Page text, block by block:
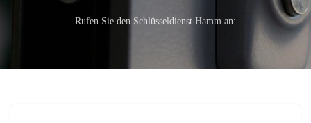
Rufen Sie den Schlüsseldienst Hamm an: